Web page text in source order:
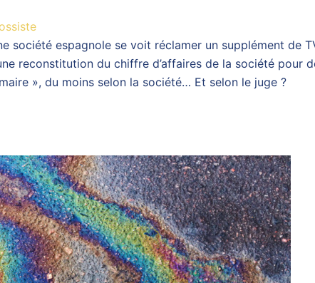
société espagnole se voit réclamer un supplément de
reconstitution du chiffre d’affaires de la société pour
», du moins selon la société… Et selon le juge ?